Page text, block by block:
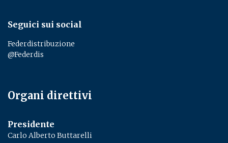
Seguici sui social
Federdistribuzione
@Federdis
Organi direttivi
Presidente
Carlo Alberto Buttarelli